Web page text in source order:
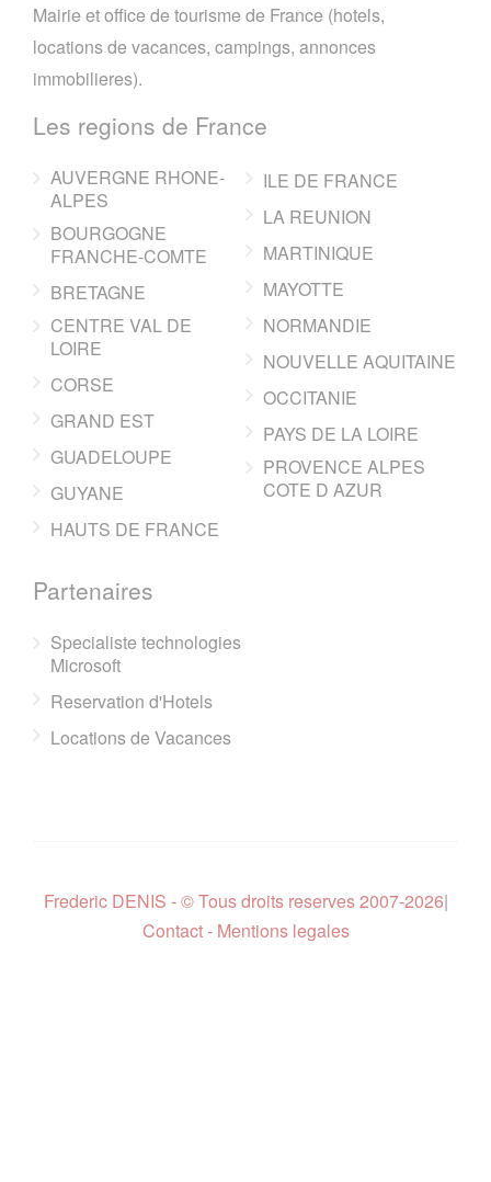
Mairie et office de tourisme de France (hotels,
locations de vacances, campings, annonces
immobilieres).
Les regions de France
AUVERGNE RHONE-
ALPES
BOURGOGNE
FRANCHE-COMTE
BRETAGNE
CENTRE VAL DE
LOIRE
CORSE
GRAND EST
GUADELOUPE
GUYANE
HAUTS DE FRANCE
ILE DE FRANCE
LA REUNION
MARTINIQUE
MAYOTTE
NORMANDIE
NOUVELLE AQUITAINE
OCCITANIE
PAYS DE LA LOIRE
PROVENCE ALPES
COTE D AZUR
Partenaires
Specialiste technologies
Microsoft
Reservation d'Hotels
Locations de Vacances
Frederic DENIS - © Tous droits reserves 2007-2026|
Contact - Mentions legales